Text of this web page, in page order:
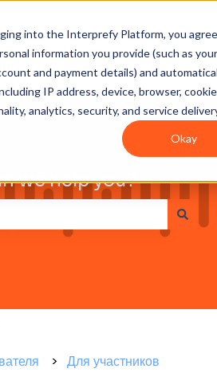
into the Interprefy Platform, you
information you provide (such as your
and payment details) and
IP address, device, browser,
analytics, security, and service
Okay
User
guides
Intepreter
Resources
we help you?
так как поле поиска
Для участников